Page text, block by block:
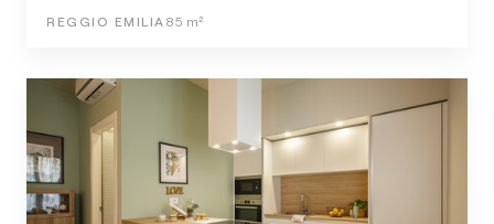
REGGIO EMILIA 85 m²